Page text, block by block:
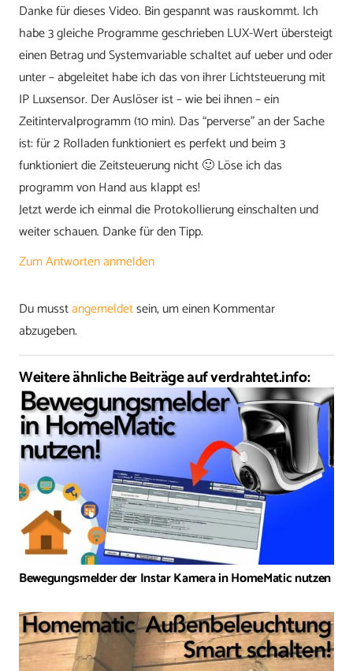
Danke für dieses Video. Bin gespannt was rauskommt. Ich
habe 3 gleiche Programme geschrieben LUX-Wert übersteigt
einen Betrag und Systemvariable schaltet auf ueber und oder
unter – abgeleitet habe ich das von ihrer Lichtsteuerung mit
IP Luxsensor. Der Auslöser ist – wie bei ihnen – ein
Zeitintervalprogramm (10 min). Das “perverse” an der Sache
ist: für 2 Rolladen funktioniert es perfekt und beim 3
funktioniert die Zeitsteuerung nicht 🙂 Löse ich das
programm von Hand aus klappt es!
Jetzt werde ich einmal die Protokollierung einschalten und
weiter schauen. Danke für den Tipp.
Zum Antworten anmelden
Du musstangemeldetsein, um einen Kommentar
abzugeben.
Weitere ähnliche Beiträge auf verdrahtet.info:
Bewegungsmelder der Instar Kamera in HomeMatic nutzen